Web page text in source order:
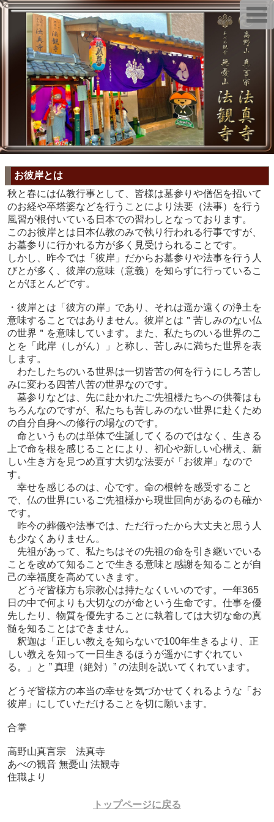
お彼岸とは
秋と春には仏教行事として、皆様は墓参りや僧侶を招いて
のお経や卒塔婆などを行うことにより法要（法事）を行う
風習が根付いている日本での習わしとなっております。
このお彼岸とは日本仏教のみで執り行われる行事ですが、
お墓参りに行かれる方が多く見受けられることです。
しかし、昨今では「彼岸」だからお墓参りや法事を行う人
びとが多く、彼岸の意味（意義）を知らずに行っているこ
とがほとんどです。
・彼岸とは「彼方の岸」であり、それは遥か遠くの浄土を
意味することではありません。彼岸とは＂苦しみのない仏
の世界＂を意味しています。また、私たちのいる世界のこ
とを「此岸（しがん）」と称し、苦しみに満ちた世界を表
します。
わたしたちのいる世界は一切皆苦の何を行うにしろ苦し
みに変わる四苦八苦の世界なのです。
墓参りなどは、先に赴かれたご先祖様たちへの供養はも
ちろんなのですが、私たちも苦しみのない世界に赴くため
の自分自身への修行の場なのです。
命というものは単体で生誕してくるのではなく、生きる
上で命を根を感じることにより、初心や新しい心構え、新
しい生き方を見つめ直す大切な法要が「お彼岸」なので
す。
幸せを感じるのは、心です。命の根幹を感受すること
で、仏の世界にいるご先祖様から現世回向があるのも確か
です。
昨今の葬儀や法事では、ただ行ったから大丈夫と思う人
も少なくありません。
先祖があって、私たちはその先祖の命を引き継いでいる
ことを改めて知ることで生きる意味と感謝を知ることが自
己の幸福度を高めていきます。
どうぞ皆様方も宗教心は持たなくいいのです。一年365
日の中で何よりも大切なのが命という生命です。仕事を優
先したり、物質を優先することに執着しては大切な命の真
髄を知ることはできません。
釈迦は「正しい教えを知らないで100年生きるより、正
しい教えを知って一日生きるほうが遥かにすぐれてい
る。」と ” 真理（絶対）” の法則を説いてくれています。
どうぞ皆様方の本当の幸せを気づかせてくれるような「お
彼岸」にしていただけることを切に願います。
合掌
高野山真言宗 法真寺
あべの観音 無憂山 法観寺
住職より
トップページに戻る
T
o
g
n